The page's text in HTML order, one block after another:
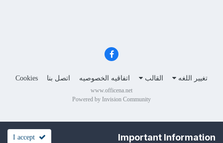
تغيير اللغه القالب اتفاقيه الخصوصيه اتصل بنا Cookies
www.officena.net
Powered by Invision Community
Important Information